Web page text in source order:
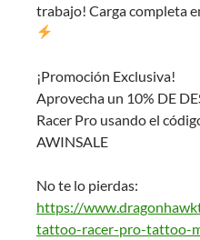
trabajo! Carga completa
¡Promoción Exclusiva!
Aprovecha un 10% DE
Racer Pro usando el
AWINSALE
No te lo pierdas:
https://
tattoo-racer-pro-tattoo-